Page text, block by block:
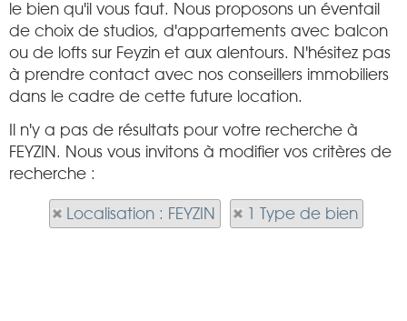
le bien qu'il vous faut. Nous proposons un éventail
de choix de studios, d'appartements avec balcon
ou de lofts sur Feyzin et aux alentours. N'hésitez pas
à prendre contact avec nos conseillers immobiliers
dans le cadre de cette future location.
Il n'y a pas de résultats pour votre recherche à
FEYZIN. Nous vous invitons à modifier vos critères de
recherche :
Localisation : FEYZIN 1 Type de bien